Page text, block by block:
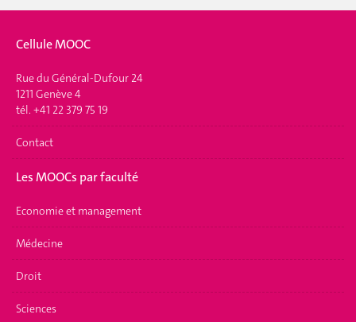
Cellule MOOC
Rue du Général-Dufour 24
1211 Genève 4
tél. +41 22 379 75 19
Contact
Les MOOCs par faculté
Economie et management
Médecine
Droit
Sciences